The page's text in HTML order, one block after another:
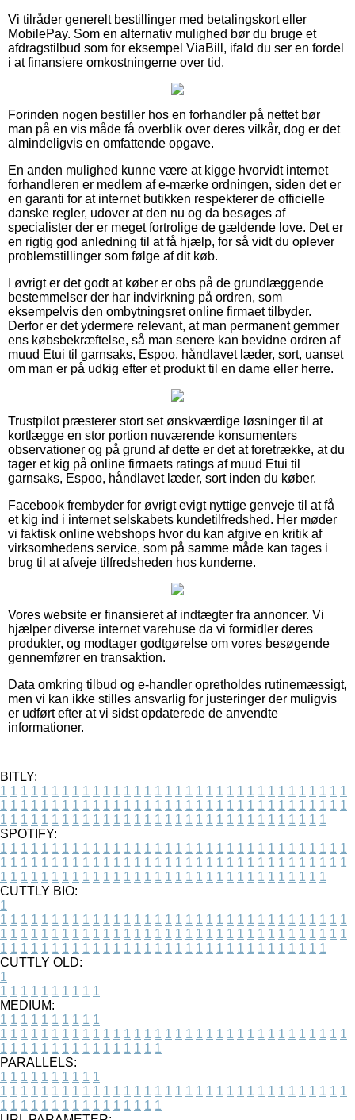
Vi tilråder generelt bestillinger med betalingskort eller
MobilePay. Som en alternativ mulighed bør du bruge et
afdragstilbud som for eksempel ViaBill, ifald du ser en fordel
i at finansiere omkostningerne over tid.
Forinden nogen bestiller hos en forhandler på nettet bør
man på en vis måde få overblik over deres vilkår, dog er det
almindeligvis en omfattende opgave.
En anden mulighed kunne være at kigge hvorvidt internet
forhandleren er medlem af e-mærke ordningen, siden det er
en garanti for at internet butikken respekterer de officielle
danske regler, udover at den nu og da besøges af
specialister der er meget fortrolige de gældende love. Det er
en rigtig god anledning til at få hjælp, for så vidt du oplever
problemstillinger som følge af dit køb.
I øvrigt er det godt at køber er obs på de grundlæggende
bestemmelser der har indvirkning på ordren, som
eksempelvis den ombytningsret online firmaet tilbyder.
Derfor er det ydermere relevant, at man permanent gemmer
ens købsbekræftelse, så man senere kan bevidne ordren af
muud Etui til garnsaks, Espoo, håndlavet læder, sort, uanset
om man er på udkig efter et produkt til en dame eller herre.
Trustpilot præsterer stort set ønskværdige løsninger til at
kortlægge en stor portion nuværende konsumenters
observationer og på grund af dette er det at foretrække, at du
tager et kig på online firmaets ratings af muud Etui til
garnsaks, Espoo, håndlavet læder, sort inden du køber.
Facebook frembyder for øvrigt evigt nyttige genveje til at få
et kig ind i internet selskabets kundetilfredshed. Her møder
vi faktisk online webshops hvor du kan afgive en kritik af
virksomhedens service, som på samme måde kan tages i
brug til at afveje tilfredsheden hos kunderne.
Vores website er finansieret af indtægter fra annoncer. Vi
hjælper diverse internet varehuse da vi formidler deres
produkter, og modtager godtgørelse om vores besøgende
gennemfører en transaktion.
Data omkring tilbud og e-handler opretholdes rutinemæssigt,
men vi kan ikke stilles ansvarlig for justeringer der muligvis
er udført efter at vi sidst opdaterede de anvendte
informationer.
BITLY:
1 1 1 1 1 1 1 1 1 1 1 1 1 1 1 1 1 1 1 1 1 1 1 1 1 1 1 1 1 1 1 1 1 1
1 1 1 1 1 1 1 1 1 1 1 1 1 1 1 1 1 1 1 1 1 1 1 1 1 1 1 1 1 1 1 1 1 1
1 1 1 1 1 1 1 1 1 1 1 1 1 1 1 1 1 1 1 1 1 1 1 1 1 1 1 1 1 1 1 1
SPOTIFY:
1 1 1 1 1 1 1 1 1 1 1 1 1 1 1 1 1 1 1 1 1 1 1 1 1 1 1 1 1 1 1 1 1 1
1 1 1 1 1 1 1 1 1 1 1 1 1 1 1 1 1 1 1 1 1 1 1 1 1 1 1 1 1 1 1 1 1 1
1 1 1 1 1 1 1 1 1 1 1 1 1 1 1 1 1 1 1 1 1 1 1 1 1 1 1 1 1 1 1 1
CUTTLY BIO:
1
1 1 1 1 1 1 1 1 1 1 1 1 1 1 1 1 1 1 1 1 1 1 1 1 1 1 1 1 1 1 1 1 1 1
1 1 1 1 1 1 1 1 1 1 1 1 1 1 1 1 1 1 1 1 1 1 1 1 1 1 1 1 1 1 1 1 1 1
1 1 1 1 1 1 1 1 1 1 1 1 1 1 1 1 1 1 1 1 1 1 1 1 1 1 1 1 1 1 1 1
CUTTLY OLD:
1
1 1 1 1 1 1 1 1 1 1
MEDIUM:
1 1 1 1 1 1 1 1 1 1
1 1 1 1 1 1 1 1 1 1 1 1 1 1 1 1 1 1 1 1 1 1 1 1 1 1 1 1 1 1 1 1 1 1
1 1 1 1 1 1 1 1 1 1 1 1 1 1 1 1
PARALLELS:
1 1 1 1 1 1 1 1 1 1
1 1 1 1 1 1 1 1 1 1 1 1 1 1 1 1 1 1 1 1 1 1 1 1 1 1 1 1 1 1 1 1 1 1
1 1 1 1 1 1 1 1 1 1 1 1 1 1 1 1